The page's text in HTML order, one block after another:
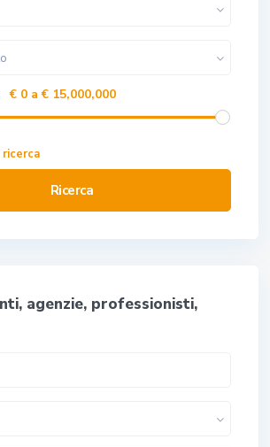
€ 0 a € 15,000,000
Ricerca
agenzie, professionisti,